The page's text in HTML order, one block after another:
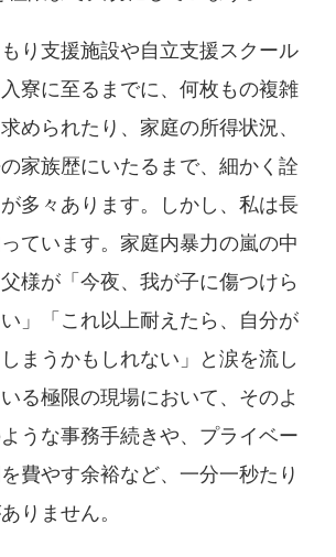
り支援施設や自立支援スクール
寮に至るまでに、何枚もの複雑
められたり、家庭の所得状況、
家族歴にいたるまで、細かく詮
多々あります。しかし、私は長
ています。家庭内暴力の嵐の中
様が「今夜、我が子に傷つけら
」「これ以上耐えたら、自分が
まうかもしれない」と涙を流し
る極限の現場において、そのよ
うな事務手続きや、プライベー
費やす余裕など、一分一秒たり
りません。